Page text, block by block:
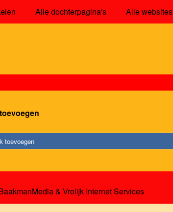
Alle dochterpagina's Alle websites
toevoegen
& Vrolijk Internet Services